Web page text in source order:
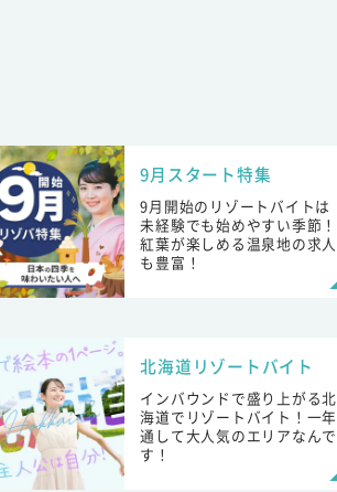
9月スタート特集
9月開始のリゾートバイトは
未経験でも始めやすい季節！
紅葉が楽しめる温泉地の求人
も豊富！
北海道リゾートバイト
インバウンドで盛り上がる北
海道でリゾートバイト！一年
通して大人気のエリアなんで
す！